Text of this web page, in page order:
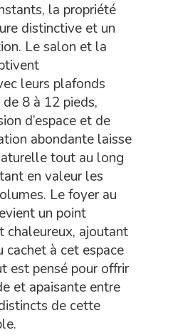
la propriété
distinctive et un
Le salon et la
leurs plafonds
8 à 12 pieds,
d’espace et de
abondante laisse
tout au long
en valeur les
Le foyer au
un point
chaleureux, ajoutant
cachet à cet espace
est pensé pour offrir
et apaisante entre
de cette